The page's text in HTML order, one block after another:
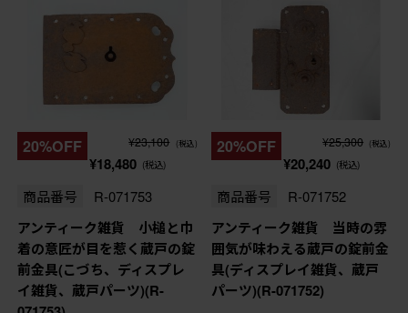
20%OFF ¥23,100 (税込)
¥18,480 (税込)
商品番号 R-071753
アンティーク雑貨 小槌と巾
着の意匠が目を惹く蔵戸の錠
前金具(こづち、ディスプレ
イ雑貨、蔵戸パーツ)(R-
20%OFF ¥25,300 (税込)
¥20,240 (税込)
商品番号 R-071752
アンティーク雑貨 当時の雰
囲気が味わえる蔵戸の錠前金
具(ディスプレイ雑貨、蔵戸
パーツ)(R-071752)